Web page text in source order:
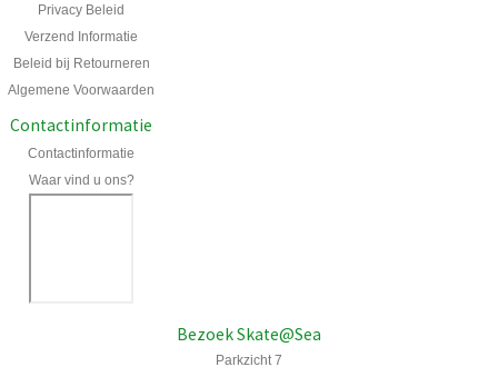
Privacy Beleid
Verzend Informatie
Beleid bij Retourneren
Algemene Voorwaarden
Contactinformatie
Contactinformatie
Waar vind u ons?
Bezoek Skate@Sea
Parkzicht 7